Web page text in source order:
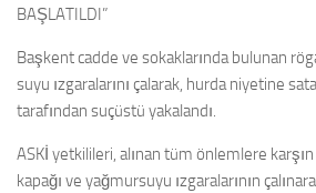
BAŞLATILDI”
Başkent cadde ve sokaklarında bulunan
suyu ızgaralarını çalarak, hurda niyetine
tarafından suçüstü yakalandı.
ASKİ yetkilileri, alınan tüm önlemlere
kapağı ve yağmursuyu ızgaralarının